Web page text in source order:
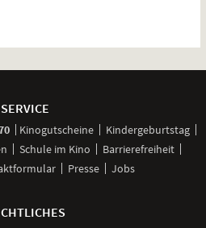
SERVICE
anrufen
Kinogutscheine
Kindergeburtstag
Schule im Kino
Barrierefreiheit
Presse Jobs